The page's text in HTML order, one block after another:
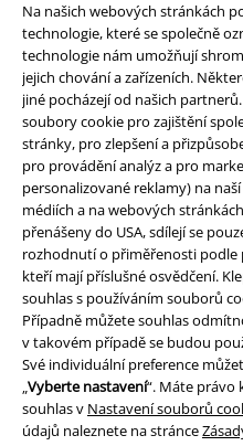
Na našich webových stránkách
technologie, které se společně
technologie nám umožňují
jejich chování a zařízeních.
jiné pocházejí od našich
soubory cookie pro zajištění
stránky, pro zlepšení a
pro provádění analýz a pro
personalizované reklamy) na
médiích a na webových
přenášeny do USA, sdílejí se
rozhodnutí o přiměřenosti podle
kteří mají příslušné osvědčení.
souhlas s používáním souborů
Případně můžete souhlas
v takovém případě se budou
Své individuální preference
„Vyberte nastavení“. Máte
souhlas v Nastavení souborů
údajů naleznete na stránce
Právní informace
Podmínky
Prohlášení
Ochrana osobních údajů